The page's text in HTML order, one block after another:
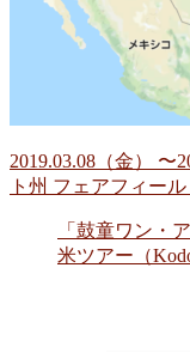
2019.03.08（金） 〜
ト州 フェアフィール
「鼓童ワン・
米ツアー（